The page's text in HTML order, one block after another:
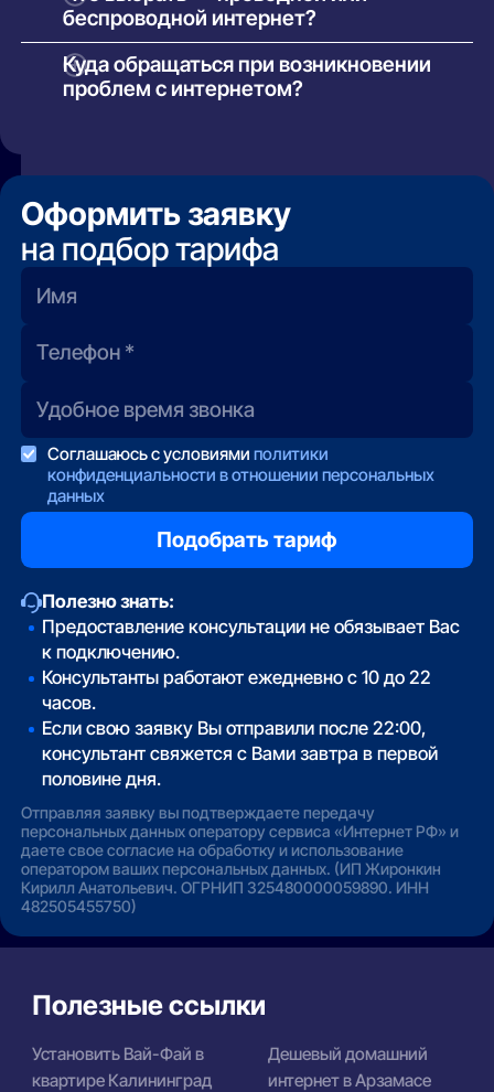
определить, какие провайдеры доступны в
вашем доме и какие услуги можно подключить.
беспроводной интернет?
Проводной (оптоволоконный) — надёжный и
быстрый, подходит для стабильной работы,
онлайн-игр и стриминга.
кабель. Менее стабилен, может иметь
Куда обращаться при возникновении
проблем с интернетом?
напрямую провайдеру.
Оформить заявку
на подбор тарифа
Соглашаюсь с условиями политики
конфиденциальности в отношении персональных
данных
Полезно знать:
Предоставление консультации не обязывает Вас
к подключению.
Консультанты работают ежедневно с 10 до 22
часов.
Если свою заявку Вы отправили после 22:00,
консультант свяжется с Вами завтра в первой
половине дня.
Отправляя заявку вы подтверждаете передачу
персональных данных оператору сервиса «Интернет РФ» и
даете свое согласие на обработку и использование
оператором ваших персональных данных. (ИП Жиронкин
Кирилл Анатольевич. ОГРНИП 325480000059890. ИНН
482505455750)
Полезные ссылки
Установить Вай-Фай в
квартире Калининград
Дешевый домашний
интернет в Арзамасе